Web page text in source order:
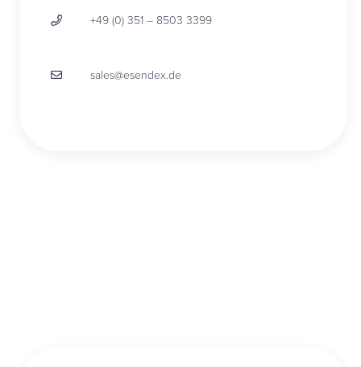
+49 (0) 351 – 8503 3399
sales@esendex.de